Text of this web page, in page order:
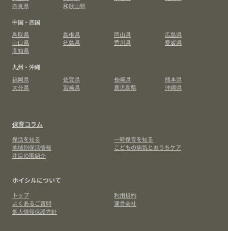
奈良県
和歌山県
中国・四国
鳥取県
島根県 岡山県
広島県
山口県
徳島県 香川県
愛媛県
高知県
九州・沖縄
福岡県
佐賀県 長崎県
熊本県
大分県
宮崎県 鹿児島県 沖縄県
保育コラム
保活を知る
一時保育を知る
地域別保活情報
こどもの病気とおうちケア
注目の園紹介
ホイシルについて
トップ
利用規約
よくあるご質問
運営会社
個人情報保護方針